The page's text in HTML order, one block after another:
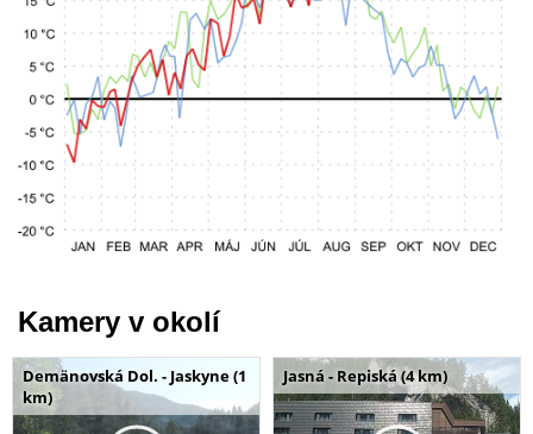
Kamery v okolí
Demänovská Dol. - Jaskyne (1
km)
Jasná - Repiská (4 km)